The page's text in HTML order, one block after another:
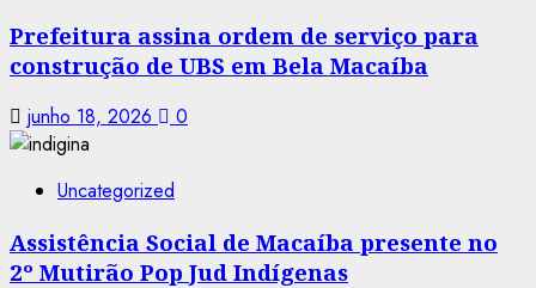
Prefeitura assina ordem de serviço para
construção de UBS em Bela Macaíba
junho 18, 2026 0
Uncategorized
Assistência Social de Macaíba presente no
2º Mutirão Pop Jud Indígenas